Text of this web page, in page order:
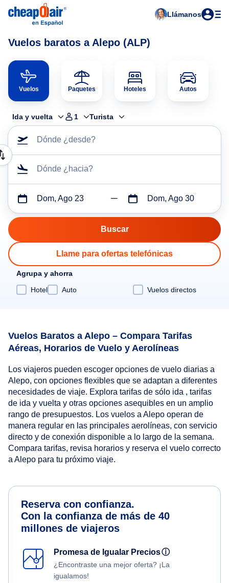
Llámanos
Vuelos baratos a Alepo (ALP)
Vuelos Paquetes Hoteles Autos
Ida y vuelta 1 Turista
Dónde ¿desde?
Dónde ¿hacia?
Dom, Ago 23 Dom, Ago 30
Llame para ofertas telefónicas
Agrupa y ahorra
Hotel
Auto Vuelos directos
Vuelos Baratos a Alepo – Compara Tarifas
Aéreas, Horarios de Vuelo y Aerolíneas
Los viajeros pueden escoger opciones de vuelo diarias a
Alepo, con opciones flexibles que se adaptan a diferentes
necesidades de viaje. Explora tarifas de sólo ida , tarifas
de ida y vuelta y otras opciones asequibles en un amplio
rango de presupuestos. Los vuelos a Alepo operan de
manera regular en las principales aerolíneas, con servicio
directo y de conexión disponible a lo largo de la semana.
Compara tarifas, revisa horarios y reserva el vuelo correcto
a Alepo para tu próximo viaje.
Reserva con confianza.
Con la confianza de más de 40
millones de viajeros
Promesa de Igualar Preciosⓘ
¿Encontraste una mejor oferta? ¡La
igualamos!